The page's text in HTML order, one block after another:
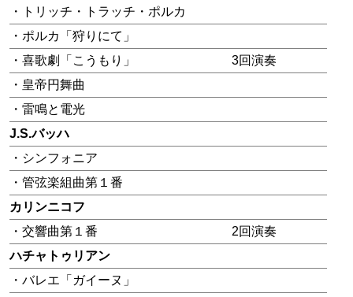
・トリッチ・トラッチ・ポルカ
・ポルカ「狩りにて」
・喜歌劇「こうもり」
3回演奏
・皇帝円舞曲
・雷鳴と電光
J.S.バッハ
・シンフォニア
・管弦楽組曲第１番
カリンニコフ
・交響曲第１番
2回演奏
ハチャトゥリアン
・バレエ「ガイーヌ」